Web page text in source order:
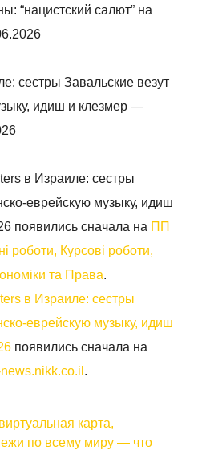
“нацистский салют” на
сестры Завальские везут
идиш и клезмер —
в Израиле: сестры
еврейскую музыку, идиш
появились сначала на ПП
роботи, Курсові роботи,
та Права.
в Израиле: сестры
еврейскую музыку, идиш
появились сначала на
.
карта,
по всему миру — что